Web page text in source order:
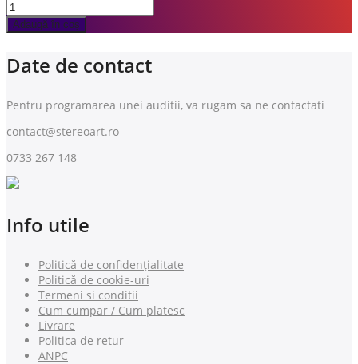
Adaugă în coș
Date de contact
Pentru programarea unei auditii, va rugam sa ne contactati
contact@stereoart.ro
0733 267 148
Info utile
Politică de confidențialitate
Politică de cookie-uri
Termeni si conditii
Cum cumpar / Cum platesc
Livrare
Politica de retur
ANPC